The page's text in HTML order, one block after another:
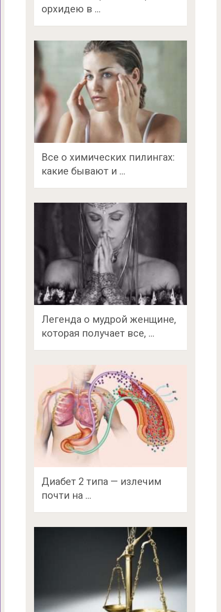
орхидею в …
Все о химических пилингах:
какие бывают и …
Легенда о мудрой женщине,
которая получает все, …
Диабет 2 типа — излечим
почти на …